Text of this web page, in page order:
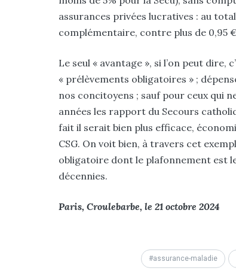
assurances privées lucratives : au
complémentaire, contre plus de 0,95
Le seul « avantage », si l’on peut
« prélèvements obligatoires » ;
nos concitoyens ; sauf pour ceux qui
années les rapport du Secours
fait il serait bien plus efficace,
CSG. On voit bien, à travers cet
obligatoire dont le plafonnement est
décennies.
Paris, Croulebarbe, le 21 octobre 2024
assurance-maladie